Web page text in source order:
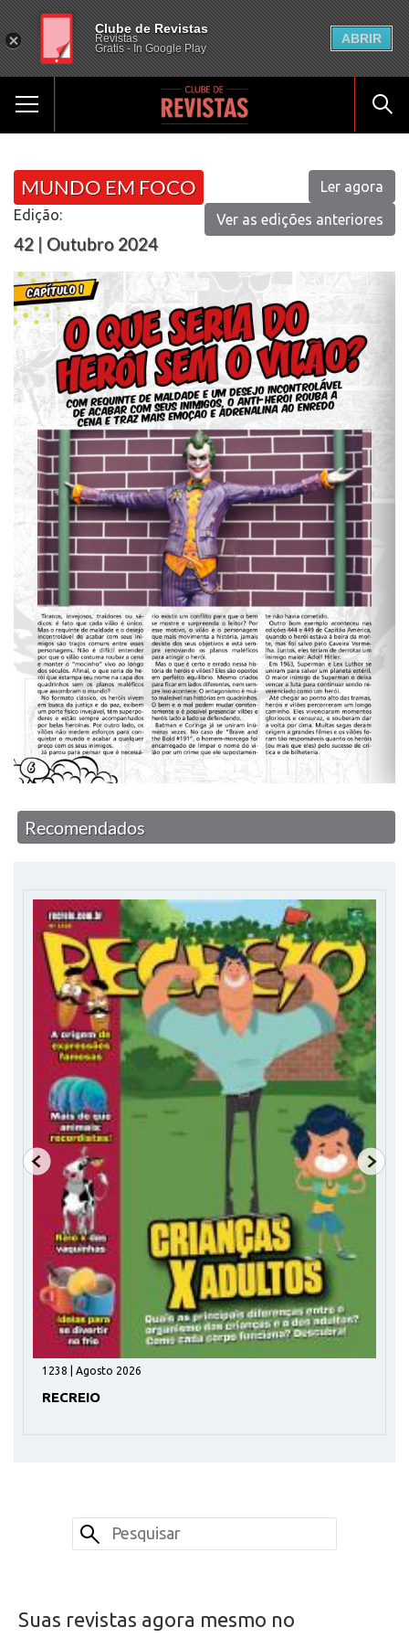
MUNDO EM FOCO
Edição:
42 | Outubro 2024
Ler agora
Ver as edições anteriores
Recomendados
1238 | Agosto 2026
RECREIO
Suas revistas agora mesmo no
Clube de Revistas
Revistas
Gratis - In Google Play
ABRIR